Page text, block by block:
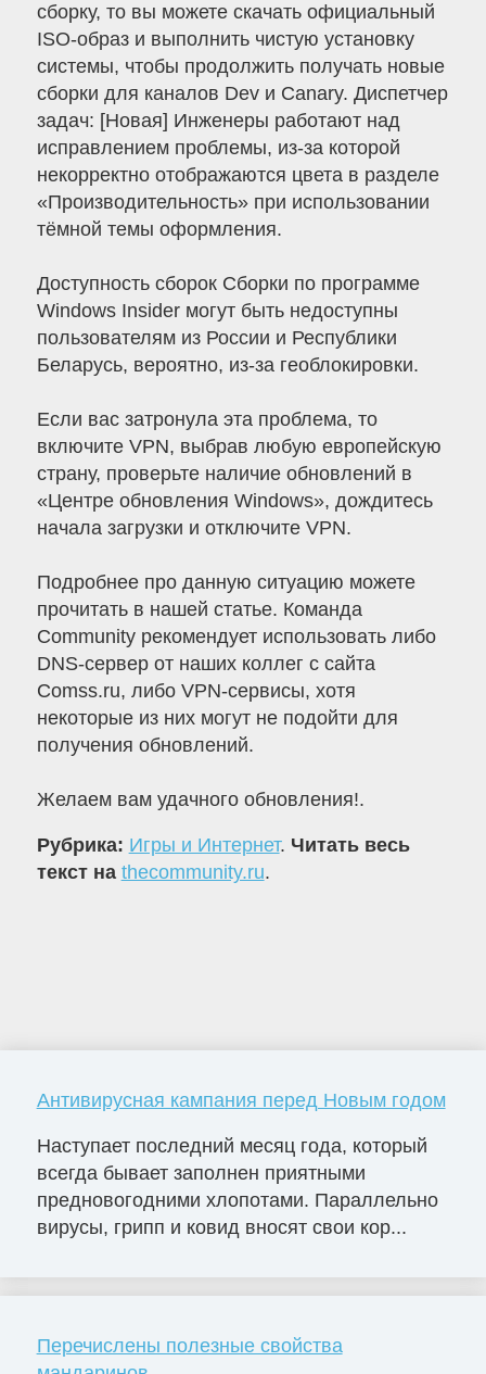
сборку, то вы можете скачать официальный
ISO-образ и выполнить чистую установку
системы, чтобы продолжить получать новые
сборки для каналов Dev и Canary. Диспетчер
задач: [Новая] Инженеры работают над
исправлением проблемы, из-за которой
некорректно отображаются цвета в разделе
«Производительность» при использовании
тёмной темы оформления.
Доступность сборок Сборки по программе
Windows Insider могут быть недоступны
пользователям из России и Республики
Беларусь, вероятно, из-за геоблокировки.
Если вас затронула эта проблема, то
включите VPN, выбрав любую европейскую
страну, проверьте наличие обновлений в
«Центре обновления Windows», дождитесь
начала загрузки и отключите VPN.
Подробнее про данную ситуацию можете
прочитать в нашей статье. Команда
Community рекомендует использовать либо
DNS-сервер от наших коллег с сайта
Comss.ru, либо VPN-сервисы, хотя
некоторые из них могут не подойти для
получения обновлений.
Желаем вам удачного обновления!.
Рубрика: Игры и Интернет. Читать весь
текст на thecommunity.ru.
Антивирусная кампания перед Новым годом
Наступает последний месяц года, который
всегда бывает заполнен приятными
предновогодними хлопотами. Параллельно
вирусы, грипп и ковид вносят свои кор...
Перечислены полезные свойства